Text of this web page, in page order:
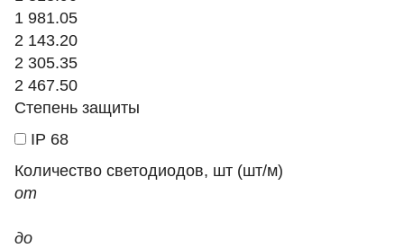
1 981.05
2 143.20
2 305.35
2 467.50
Степень защиты
IP 68
Количество светодиодов, шт (шт/м)
от
до